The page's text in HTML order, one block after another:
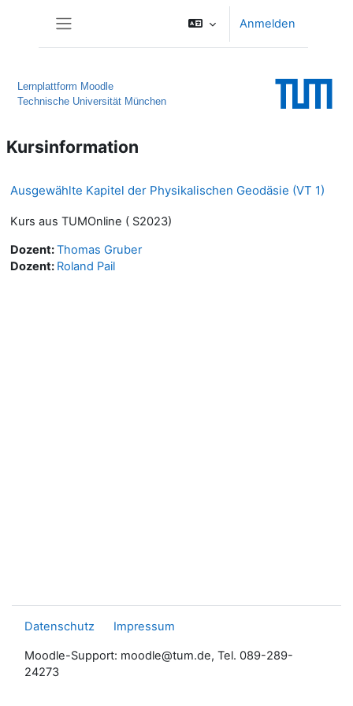
Anmelden
Lernplattform Moodle
Technische Universität München
Kursinformation
Ausgewählte Kapitel der Physikalischen Geodäsie (VT 1)
Kurs aus TUMOnline ( S2023)
Dozent:Thomas Gruber
Dozent: Roland Pail
Datenschutz Impressum
Moodle-Support: moodle@tum.de, Tel. 089-289-
24273